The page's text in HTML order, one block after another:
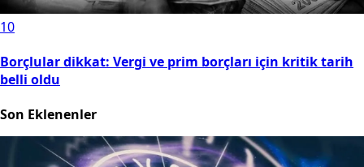
10
Borçlular dikkat: Vergi ve prim borçları için kritik tarih
belli oldu
Son Eklenenler